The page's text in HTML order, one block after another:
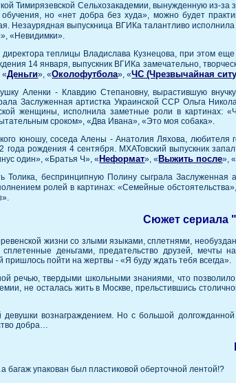
Тимирязевской Сельхозакадемии, вынужденную из-за
но «нет добра без худа», можно будет
Незаурядная выпускница ВГИКа талантливо
«Невидимки».
теплицы Владислава Кузнецова, при этом
14 января, выпускник ВГИКа замечательно,
«Деньги», «Околофутбола», «ЧС (Чрезвычайная
Аленки - Клавдию Степановну, вырастившую
Заслуженная артистка Украинской ССР Ольга
женщины, исполнила заметные роли в картинах:
сроком», «Два Ивана», «Это моя собака».
юношу, соседа Алены - Анатолия Ляхова, любителя
года рождения 4 сентября. МХАТовский выпускник
один», «Братья Ч», « Неформат», « Выжить после»,
Толика, беспринципную Полину сыграла
ролей в картинах: «Семейные
Сюжет сериала
жизни со злыми языками, сплетнями,
деньгами, предательство друзей, мечты
пойти на жертвы - «Я буду ждать тебя всегда».
речью, твердыми школьными знаниями, что позволило
не осталась жить в Москве, прельстившись
девушки вознаграждением. Но с большой
добра…
упакован был пластиковой оберточной лентой!?